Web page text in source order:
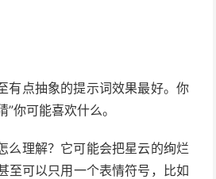
有点抽象的提示词效果最好。你
你可能喜欢什么。
么理解？它可能会把星云的绚烂
至可以只用一个表情符号，比如